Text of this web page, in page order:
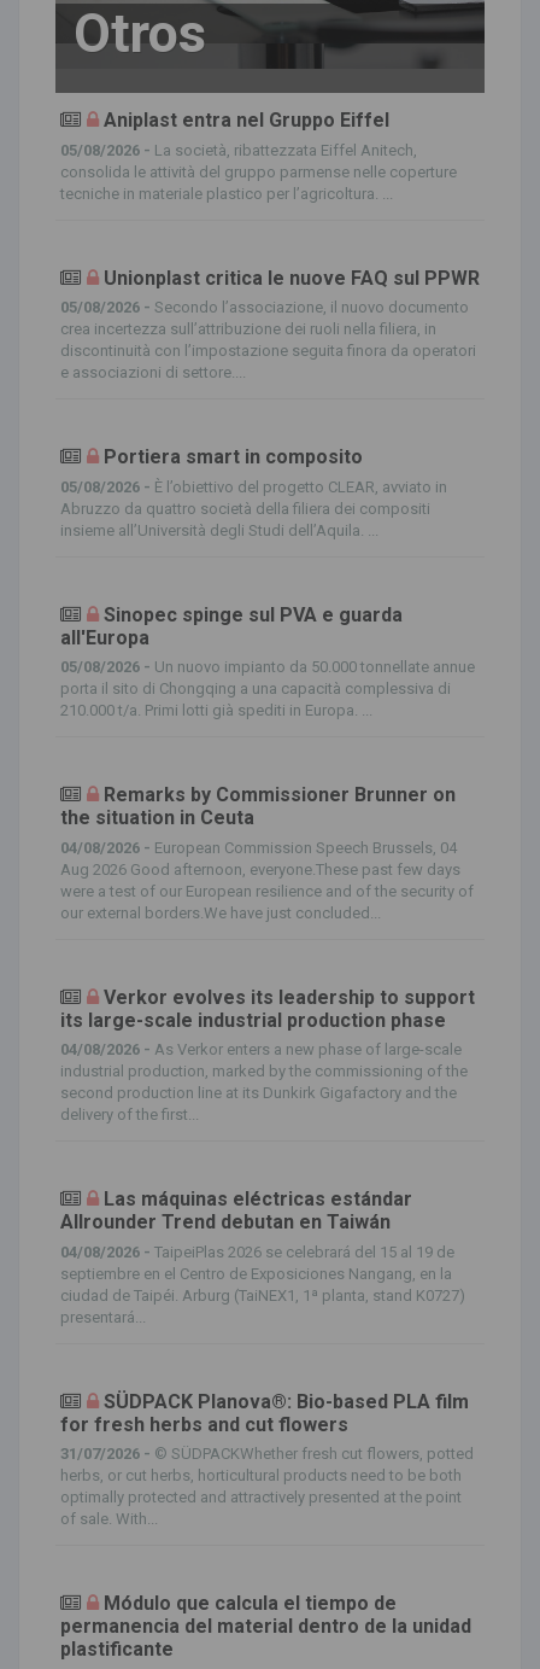
Otros
Aniplast entra nel Gruppo Eiffel
05/08/2026 - La società, ribattezzata Eiffel Anitech,
consolida le attività del gruppo parmense nelle coperture
tecniche in materiale plastico per l’agricoltura. ...
Unionplast critica le nuove FAQ sul PPWR
05/08/2026 - Secondo l’associazione, il nuovo documento
crea incertezza sull’attribuzione dei ruoli nella filiera, in
discontinuità con l’impostazione seguita finora da operatori
e associazioni di settore....
Portiera smart in composito
05/08/2026 - È l’obiettivo del progetto CLEAR, avviato in
Abruzzo da quattro società della filiera dei compositi
insieme all’Università degli Studi dell’Aquila. ...
Sinopec spinge sul PVA e guarda
all'Europa
05/08/2026 - Un nuovo impianto da 50.000 tonnellate annue
porta il sito di Chongqing a una capacità complessiva di
210.000 t/a. Primi lotti già spediti in Europa. ...
Remarks by Commissioner Brunner on
the situation in Ceuta
04/08/2026 - European Commission Speech Brussels, 04
Aug 2026 Good afternoon, everyone.These past few days
were a test of our European resilience and of the security of
our external borders.We have just concluded...
Verkor evolves its leadership to support
its large-scale industrial production phase
04/08/2026 - As Verkor enters a new phase of large-scale
industrial production, marked by the commissioning of the
second production line at its Dunkirk Gigafactory and the
delivery of the first...
Las máquinas eléctricas estándar
Allrounder Trend debutan en Taiwán
04/08/2026 - TaipeiPlas 2026 se celebrará del 15 al 19 de
septiembre en el Centro de Exposiciones Nangang, en la
ciudad de Taipéi. Arburg (TaiNEX1, 1ª planta, stand K0727)
presentará...
SÜDPACK Planova®: Bio-based PLA film
for fresh herbs and cut flowers
31/07/2026 - © SÜDPACKWhether fresh cut flowers, potted
herbs, or cut herbs, horticultural products need to be both
optimally protected and attractively presented at the point
of sale. With...
Módulo que calcula el tiempo de
permanencia del material dentro de la unidad
plastificante